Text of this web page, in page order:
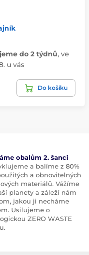
do 2 týdnů, ve
u vás
Do košíku
obalům 2. šanci
a balíme z 80%
a obnovitelných
materiálů. Vážíme
planety a záleží nám
jakou ji necháme
Usilujeme o
ZERO WASTE